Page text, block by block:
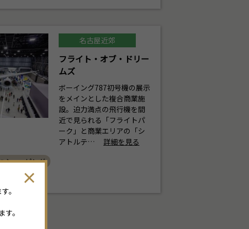
名古屋近郊
フライト・オブ・ドリー
ムズ
ボーイング787初号機の展示
をメインとした複合商業施
設。迫力満点の飛行機を間
近で見られる「フライトパ
ーク」と商業エリアの「シ
アトルテ…
詳細を見る
# ショッピング
。
。